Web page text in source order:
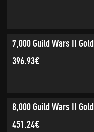
7,000 Guild Wars II Gold
396.93€
8,000 Guild Wars II Gold
451.24€